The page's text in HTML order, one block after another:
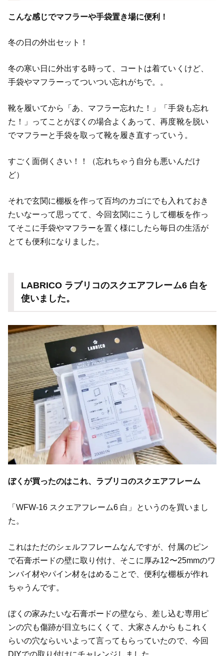
こんな感じでマフラーや手袋置き場に便利！
冬の日の外出セット！
冬の寒い日に外出する時って、コートは着ていくけど、
手袋やマフラーってついつい忘れがちで。。
靴を履いてから「あ、マフラー忘れた！」「手袋も忘れ
た！」ってことがぼくの場合よくあって、再度靴を脱い
でマフラーと手袋を取って靴を履き直すっていう。
すごく面倒くさい！！（忘れちゃう自分も悪いんだけ
ど）
それで玄関に棚板を作って百均のカゴにでも入れておき
たいなーって思ってて、今回玄関にこうして棚板を作っ
てそこに手袋やマフラーを置く様にしたら毎日の生活が
とても便利になりました。
LABRICO ラブリコのスクエアフレーム6 白を
使いました。
ぼくが買ったのはこれ、ラブリコのスクエアフレーム
「WFW-16 スクエアフレーム6 白」というのを買いまし
た。
これはただのシェルフフレームなんですが、付属のピン
で石膏ボードの壁に取り付け、そこに厚み12〜25mmのワ
ンバイ材やパイン材をはめることで、便利な棚板が作れ
ちゃうんです。
ぼくの家みたいな石膏ボードの壁なら、差し込む専用ピ
ンの穴も傷跡が目立ちにくくて、大家さんからもこれく
らいの穴ならいいよって言ってもらっていたので、今回
DIYでの取り付けにチャレンジしました。